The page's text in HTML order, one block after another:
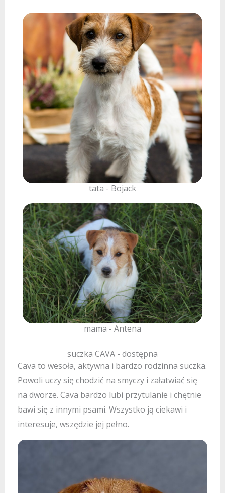
tata - Bojack
mama - Antena
suczka CAVA - dostępna
Cava to wesoła, aktywna i bardzo rodzinna suczka.
Powoli uczy się chodzić na smyczy i załatwiać się
na dworze. Cava bardzo lubi przytulanie i chętnie
bawi się z innymi psami. Wszystko ją ciekawi i
interesuje, wszędzie jej pełno.